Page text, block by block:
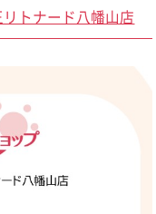
トナード八幡山店